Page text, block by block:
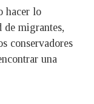
hacer lo
de migrantes,
conservadores
una